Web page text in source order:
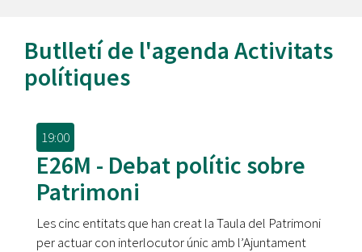
Butlletí de l'agenda Activitats
polítiques
19:00
E26M - Debat polític sobre
Patrimoni
Les cinc entitats que han creat la Taula del Patrimoni
per actuar con interlocutor únic amb l’Ajuntament